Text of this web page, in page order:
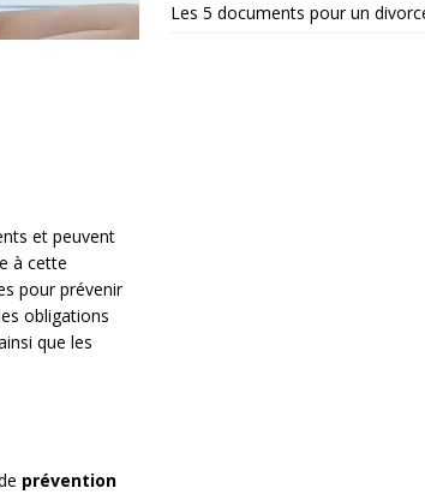
et peuvent
à cette
pour prévenir
obligations
que les
prévention
Les 5 documents pour un